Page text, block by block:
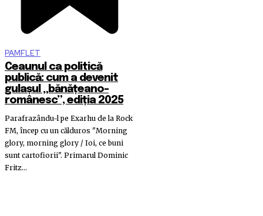
PAMFLET
Ceaunul ca politică
publică: cum a devenit
gulașul „bănățeano-
românesc”, ediția 2025
Parafrazându-l pe Exarhu de la Rock
FM, încep cu un călduros "Morning
glory, morning glory / Ioi, ce buni
sunt cartofiorii". Primarul Dominic
Fritz...